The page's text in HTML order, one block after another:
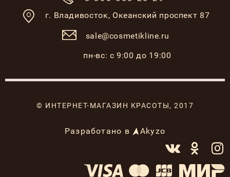
г. Владивосток, Океанский проспект 87
sale@cosmetikline.ru
пн-вс: с 9:00 до 19:00
© ИНТЕРНЕТ-МАГАЗИН КРАСОТЫ, 2017
Разработано в Akyzo